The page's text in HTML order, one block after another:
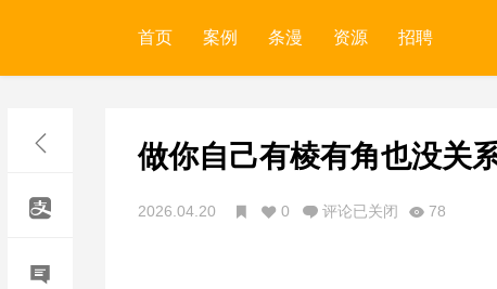
首页 案例 条漫 资源 招聘
做你自己有棱有角也没关
2026.04.20 0 评论已关闭 78